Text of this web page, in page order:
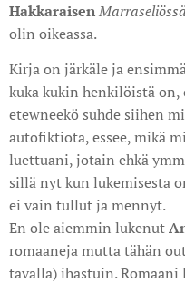
HakkaraisenMarraseliössä
olin oikeassa.
Kirja on järkäle ja
kuka kukin henkilöistä
etewneekö suhde siihen
autofiktiota, essee, mikä
luettuani, jotain ehkä
sillä nyt kun lukemisesta
ei vain tullut ja mennyt.
En ole aiemmin lukenut
romaaneja mutta tähän
tavalla) ihastuin.